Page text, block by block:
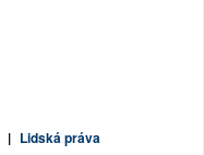
| Lidská práva